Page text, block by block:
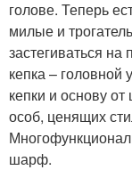
голове. Теперь
милые и
застегиваться
кепка – головной
кепки и основу
особ, ценящих
шарф.